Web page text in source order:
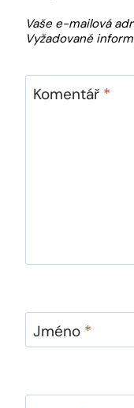
Vaše e-mailová
Vyžadované
Komentář *
Jméno *